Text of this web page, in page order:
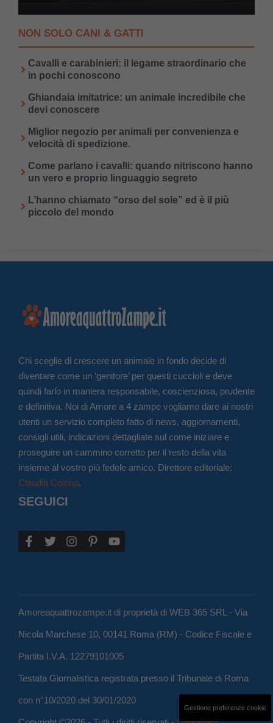
NON SOLO CANI & GATTI
Cavalli e carabinieri: il legame straordinario che
in pochi conoscono
Ghiandaia imitatrice: un animale incredibile che
devi conoscere
Miglior negozio per animali per convenienza e
velocità di spedizione.
Come parlano i cavalli: quando nitriscono hanno
un vero e proprio linguaggio segreto
L’hanno chiamato “orso del sole” ed è il più
piccolo del mondo
Chi sceglie di crescere un animale in fondo decide di
diventare come un ‘genitore’ per questi cuccioli e deve
quindi farlo in maniera responsabile, coscienziosa, prudente
e definitiva. Noi di Amore a 4 zampe vogliamo dare ai nostri
utenti un servizio completo fatto di news, aggiornamenti,
consigli utili, indicazioni dettagliate sul come iniziare e
proseguire un cammino corretto per il resto della vita
insieme al vostro più fedele amico. Direttore editoriale:
Claudia Colono.
SEGUICI
Amoreaquattrozampe.it di proprietà di WEB 365 SRL - Via
Nicola Marchese 10, 00141 Roma (RM) - Codice Fiscale e
Partita I.V.A. 12279101005
Testata Giornalistica registrata presso il Tribunale di Roma
con n°10/2020 del 30/01/2020
Gestione preferenze cookie